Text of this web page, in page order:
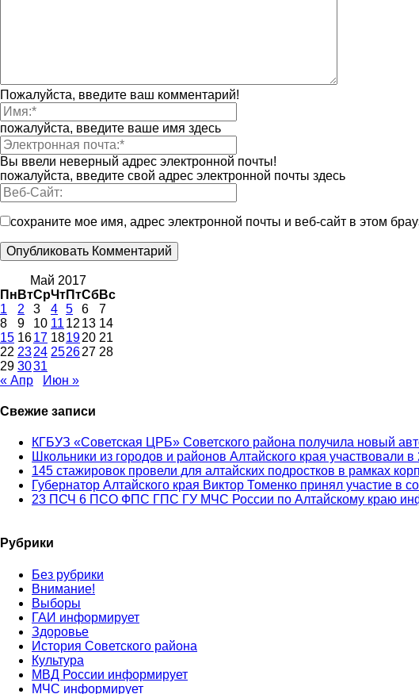
Пожалуйста, введите ваш комментарий!
пожалуйста, введите ваше имя здесь
Вы ввели неверный адрес электронной почты!
пожалуйста, введите свой адрес электронной почты здесь
сохраните мое имя, адрес электронной почты и веб-сайт в этом
Май 2017
Пн ВтСрЧтПтСбВс
1
2 3 4 5 6
7
8
9 10 11 12 13 14
15 1617 181920 21
22 2324 252627 28
29 3031
« Апр
Июн »
Свежие записи
КГБУЗ «Советская ЦРБ» Советского района получила новый
Школьники из городов и районов Алтайского края участвовали
145 стажировок провели для алтайских подростков в рамках
Губернатор Алтайского края Виктор Томенко принял участие в
23 ПСЧ 6 ПСО ФПС ГПС ГУ МЧС России по Алтайскому краю
Рубрики
Без рубрики
Внимание!
Выборы
ГАИ информирует
Здоровье
История Советского района
Культура
МВД России информирует
МЧС информирует